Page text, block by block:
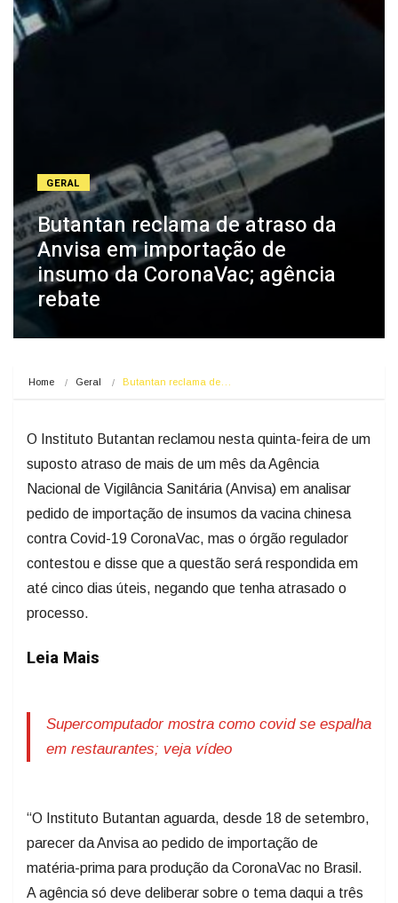
GERAL
Butantan reclama de atraso da
Anvisa em importação de
insumo da CoronaVac; agência
rebate
Home Geral Butantan reclama de…
O Instituto Butantan reclamou nesta quinta-feira de um
suposto atraso de mais de um mês da Agência
Nacional de Vigilância Sanitária (Anvisa) em analisar
pedido de importação de insumos da vacina chinesa
contra Covid-19 CoronaVac, mas o órgão regulador
contestou e disse que a questão será respondida em
até cinco dias úteis, negando que tenha atrasado o
processo.
Leia Mais
Supercomputador mostra como covid se espalha
em restaurantes; veja vídeo
“O Instituto Butantan aguarda, desde 18 de setembro,
parecer da Anvisa ao pedido de importação de
matéria-prima para produção da CoronaVac no Brasil.
A agência só deve deliberar sobre o tema daqui a três